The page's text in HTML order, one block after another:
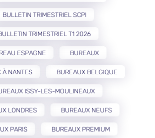
BULLETIN TRIMESTRIEL SCPI
TRIMESTRIEL T1 2026
ESPAGNE BUREAUX
À NANTES BUREAUX BELGIQUE
ISSY-LES-MOULINEAUX
LONDRES BUREAUX NEUFS
PARIS BUREAUX PREMIUM